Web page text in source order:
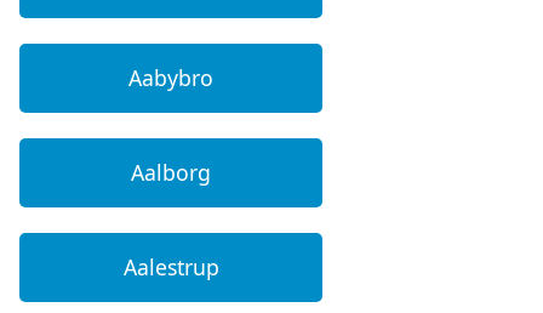
Aabybro
Aalborg
Aalestrup